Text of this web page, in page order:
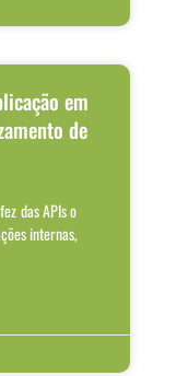
em
de
das APIs o
internas,